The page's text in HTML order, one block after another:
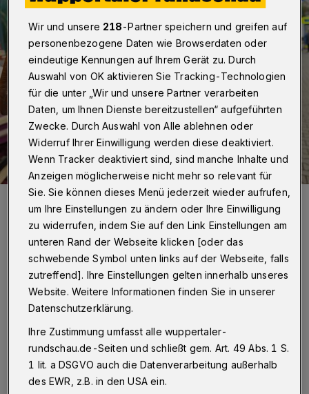
Symbolbild.
Foto: Schaustellerverband
D er Schausteller Rudolf Barth baut das
dem Rathaus auf. Erstmals präsentiert es sich
komplett mit geschlossenen und
klimatisierten Gondeln in der Schwebebahn-
Wir und unsere 218-Partner speichern und greifen auf
personenbezogene Daten wie Browserdaten oder
eindeutige Kennungen auf Ihrem Gerät zu. Durch
Auswahl von OK aktivieren Sie Tracking-Technologien
für die unter „Wir und unsere Partner verarbeiten
Daten, um Ihnen Dienste bereitzustellen“ aufgeführten
Zwecke. Durch Auswahl von Alle ablehnen oder
Widerruf Ihrer Einwilligung werden diese deaktiviert.
Wenn Tracker deaktiviert sind, sind manche Inhalte und
Anzeigen möglicherweise nicht mehr so relevant für
Sie. Sie können dieses Menü jederzeit wieder aufrufen,
um Ihre Einstellungen zu ändern oder Ihre Einwilligung
zu widerrufen, indem Sie auf den Link Einstellungen am
unteren Rand der Webseite klicken [oder das
schwebende Symbol unten links auf der Webseite, falls
zutreffend]. Ihre Einstellungen gelten innerhalb unseres
Website. Weitere Informationen finden Sie in unserer
Datenschutzerklärung.
Ihre Zustimmung umfasst alle wuppertaler-
rundschau.de-Seiten und schließt gem. Art. 49 Abs. 1 S.
1 lit. a DSGVO auch die Datenverarbeitung außerhalb
des EWR, z.B. in den USA ein.